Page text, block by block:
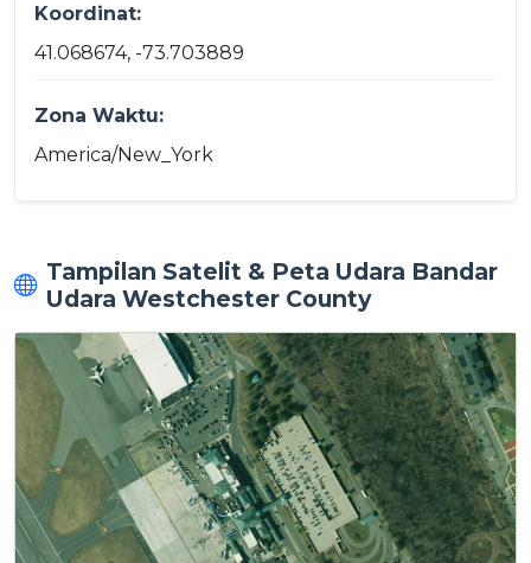
Koordinat:
41.068674, -73.703889
Zona Waktu:
America/New_York
Tampilan Satelit & Peta Udara Bandar
Udara Westchester County